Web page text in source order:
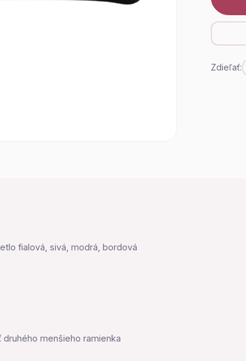
Zdieľať:
fialová, sivá, modrá, bordová
menšieho ramienka